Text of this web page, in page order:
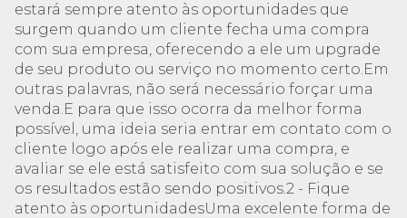
estará sempre atento às oportunidades que
surgem quando um cliente fecha uma compra
com sua empresa, oferecendo a ele um upgrade
de seu produto ou serviço no momento certo.Em
outras palavras, não será necessário forçar uma
venda.E para que isso ocorra da melhor forma
possível, uma ideia seria entrar em contato com o
cliente logo após ele realizar uma compra, e
avaliar se ele está satisfeito com sua solução e se
os resultados estão sendo positivos.2 - Fique
atento às oportunidadesUma excelente forma de